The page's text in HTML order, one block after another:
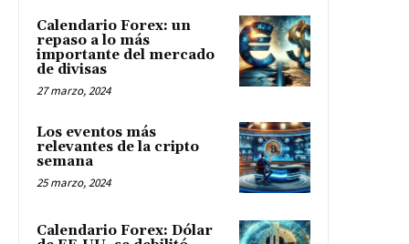
Calendario Forex: un
repaso a lo más
importante del mercado
de divisas
27 marzo, 2024
Los eventos más
relevantes de la cripto
semana
25 marzo, 2024
Calendario Forex: Dólar